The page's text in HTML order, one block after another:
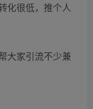
化很低，推个人
大家引流不少兼